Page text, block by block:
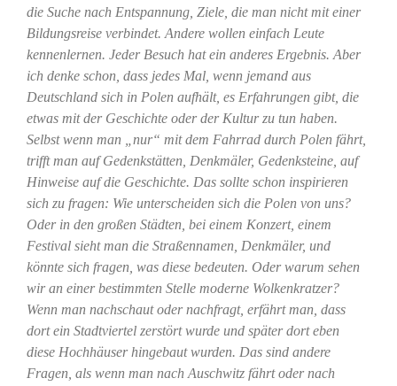
die Suche nach Entspannung, Ziele, die man nicht mit einer
Bildungsreise verbindet. Andere wollen einfach Leute
kennenlernen. Jeder Besuch hat ein anderes Ergebnis. Aber
ich denke schon, dass jedes Mal, wenn jemand aus
Deutschland sich in Polen aufhält, es Erfahrungen gibt, die
etwas mit der Geschichte oder der Kultur zu tun haben.
Selbst wenn man „nur“ mit dem Fahrrad durch Polen fährt,
trifft man auf Gedenkstätten, Denkmäler, Gedenksteine, auf
Hinweise auf die Geschichte. Das sollte schon inspirieren
sich zu fragen: Wie unterscheiden sich die Polen von uns?
Oder in den großen Städten, bei einem Konzert, einem
Festival sieht man die Straßennamen, Denkmäler, und
könnte sich fragen, was diese bedeuten. Oder warum sehen
wir an einer bestimmten Stelle moderne Wolkenkratzer?
Wenn man nachschaut oder nachfragt, erfährt man, dass
dort ein Stadtviertel zerstört wurde und später dort eben
diese Hochhäuser hingebaut wurden. Das sind andere
Fragen, als wenn man nach Auschwitz fährt oder nach